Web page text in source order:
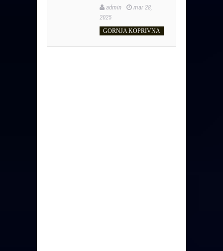
admin
mar 28,
2025
GORNJA KOPRIVNA